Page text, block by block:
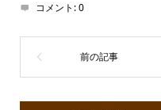
コメント:0